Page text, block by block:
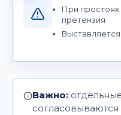
При
претензия
Важно: